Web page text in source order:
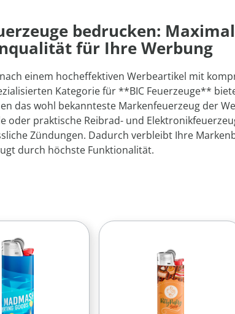
bedrucken:
für Ihre Werbung
einem hocheffektiven Werbeartikel mit
Kategorie für **BIC Feuerzeuge**
das wohl bekannteste Markenfeuerzeug der
oder praktische Reibrad- und
Zündungen. Dadurch verbleibt Ihre
durch höchste Funktionalität.